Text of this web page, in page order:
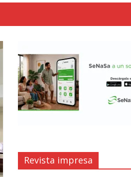
Revista impresa